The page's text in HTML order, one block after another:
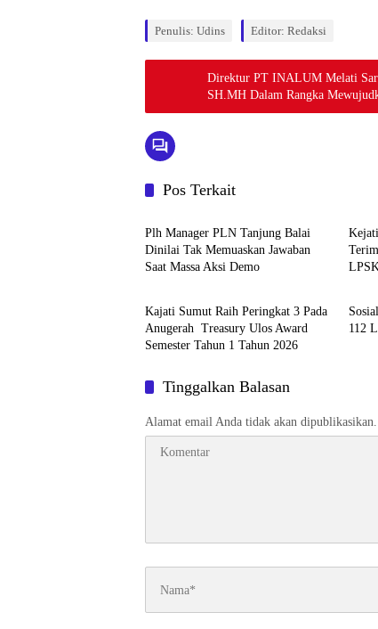
Penulis: Udins Editor: Redaksi
Direktur PT INALUM Melati
SH.MH Dalam Rangka
Korupsi Di tubuh BUMN
Pos Terkait
Berita
Plh Manager PLN Tanjung Balai
Dinilai Tak Memuaskan Jawaban
Saat Massa Aksi Demo
Kajati Sumut Raih Peringkat 3 Pada
Anugerah Treasury Ulos Award
Semester Tahun 1 Tahun 2026
112
Tinggalkan Balasan
Alamat email Anda tidak akan dipublikasikan.